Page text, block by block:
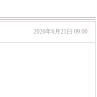
2026年6月21日 09:00